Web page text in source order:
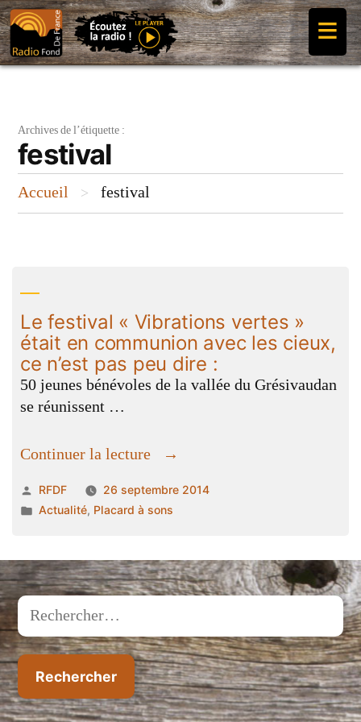
Aller
au
contenu
≡
Archives de l’étiquette :
festival
Accueil > festival
Le festival « Vibrations vertes »
était en communion avec les cieux,
ce n’est pas peu dire :
50 jeunes bénévoles de la vallée du Grésivaudan
se réunissent …
Continuer la lecture
« Le
« Vibrations
vertes »
en
communion
cieux,
ce
n’est
pas
Publié
par
RFDF
26 septembre 2014
Publié
Actualité, Placard à sons
Rechercher :